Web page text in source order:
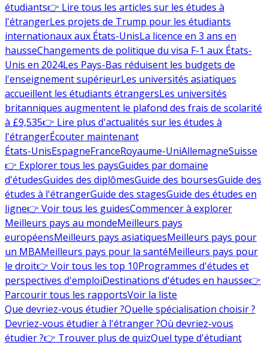
étudiants👉 Lire tous les articles sur les études à
l'étrangerLes projets de Trump pour les étudiants
internationaux aux États-UnisLa licence en 3 ans en
hausseChangements de politique du visa F-1 aux États-
Unis en 2024Les Pays-Bas réduisent les budgets de
l'enseignement supérieurLes universités asiatiques
accueillent les étudiants étrangersLes universités
britanniques augmentent le plafond des frais de scolarité
à £9,535👉 Lire plus d'actualités sur les études à
l'étrangerÉcouter maintenant
États-UnisEspagneFranceRoyaume-UniAllemagneSuisse
👉 Explorer tous les paysGuides par domaine
d'étudesGuides des diplômesGuide des boursesGuide des
études à l'étrangerGuide des stagesGuide des études en
ligne👉 Voir tous les guidesCommencer à explorer
Meilleurs pays au mondeMeilleurs pays
européensMeilleurs pays asiatiquesMeilleurs pays pour
un MBAMeilleurs pays pour la santéMeilleurs pays pour
le droit👉 Voir tous les top 10Programmes d'études et
perspectives d'emploiDestinations d'études en hausse👉
Parcourir tous les rapportsVoir la liste
Que devriez-vous étudier ?Quelle spécialisation choisir ?
Devriez-vous étudier à l'étranger ?Où devriez-vous
étudier ?👉 Trouver plus de quizQuel type d'étudiant